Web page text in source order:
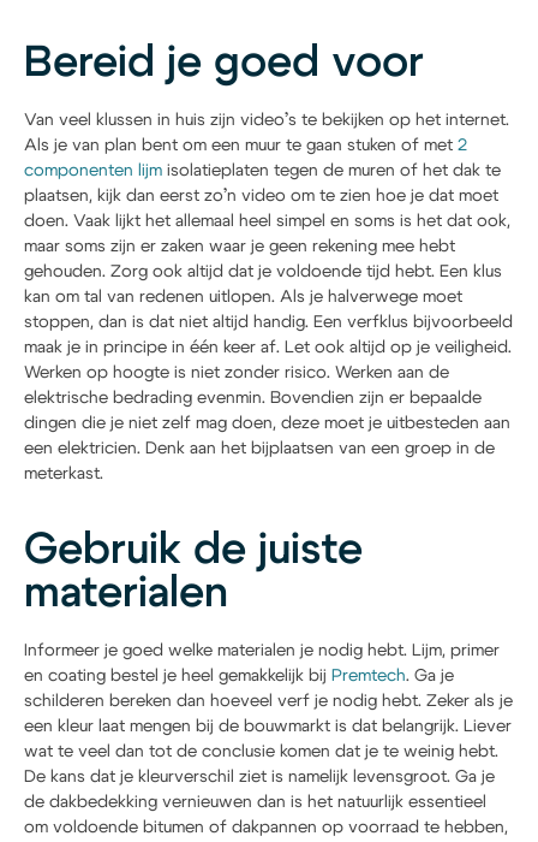
Bereid je goed voor
Van veel klussen in huis zijn video’s te bekijken op het internet.
Als je van plan bent om een muur te gaan stuken of met 2
componenten lijm isolatieplaten tegen de muren of het dak te
plaatsen, kijk dan eerst zo’n video om te zien hoe je dat moet
doen. Vaak lijkt het allemaal heel simpel en soms is het dat ook,
maar soms zijn er zaken waar je geen rekening mee hebt
gehouden. Zorg ook altijd dat je voldoende tijd hebt. Een klus
kan om tal van redenen uitlopen. Als je halverwege moet
stoppen, dan is dat niet altijd handig. Een verfklus bijvoorbeeld
maak je in principe in één keer af. Let ook altijd op je veiligheid.
Werken op hoogte is niet zonder risico. Werken aan de
elektrische bedrading evenmin. Bovendien zijn er bepaalde
dingen die je niet zelf mag doen, deze moet je uitbesteden aan
een elektricien. Denk aan het bijplaatsen van een groep in de
meterkast.
Gebruik de juiste
materialen
Informeer je goed welke materialen je nodig hebt. Lijm, primer
en coating bestel je heel gemakkelijk bij Premtech. Ga je
schilderen bereken dan hoeveel verf je nodig hebt. Zeker als je
een kleur laat mengen bij de bouwmarkt is dat belangrijk. Liever
wat te veel dan tot de conclusie komen dat je te weinig hebt.
De kans dat je kleurverschil ziet is namelijk levensgroot. Ga je
de dakbedekking vernieuwen dan is het natuurlijk essentieel
om voldoende bitumen of dakpannen op voorraad te hebben,